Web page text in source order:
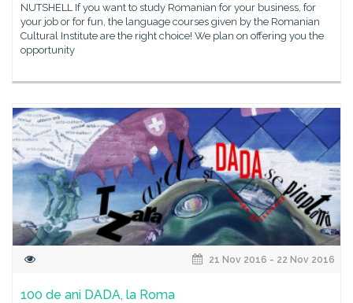
NUTSHELL If you want to study Romanian for your business, for
your job or for fun, the language courses given by the Romanian
Cultural Institute are the right choice! We plan on offering you the
opportunity
21 Nov 2016 - 22 Nov 2016
100 de ani DADA, la Roma